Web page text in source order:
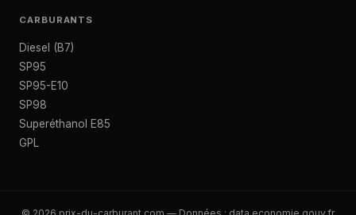
CARBURANTS
Diesel (B7)
SP95
SP95-E10
SP98
Superéthanol E85
GPL